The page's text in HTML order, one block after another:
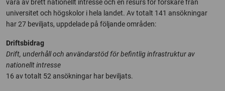
vara av brett nationellt intresse och en resurs för forskare från
universitet och högskolor i hela landet. Av totalt 141 ansökningar
har 27 beviljats, uppdelade på följande områden:
Driftsbidrag
Drift, underhåll och användarstöd för befintlig infrastruktur av
nationellt intresse
16 av totalt 52 ansökningar har beviljats.